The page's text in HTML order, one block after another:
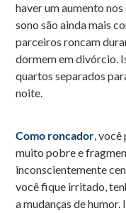
haver um aumento
sono são ainda mais
parceiros roncam
dormem em divórcio.
quartos separados
noite.
Como roncador, você
muito pobre e
inconscientemente
você fique irritado,
a mudanças de humor.